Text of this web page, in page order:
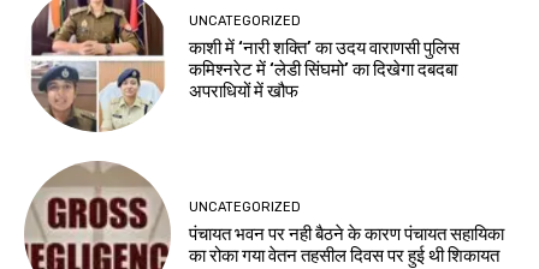
UNCATEGORIZED
काशी में ‘नारी शक्ति’ का उदय वाराणसी पुलिस
कमिश्नरेट में ‘लेडी सिंघमो’ का दिखेगा दबदबा
अपराधियों में खौफ
UNCATEGORIZED
पंचायत भवन पर नही बैठने के कारण पंचायत सहायिका
का रोका गया वेतन तहसील दिवस पर हुई थी शिकायत